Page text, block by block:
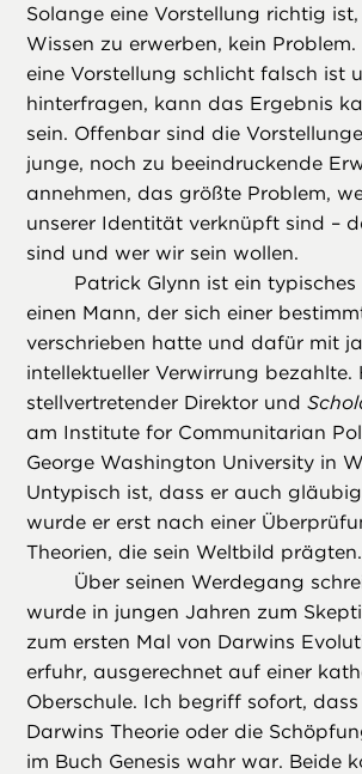
Solange eine Vorstellung richtig
Wissen zu erwerben, kein
eine Vorstellung schlicht falsch ist
hinterfragen, kann das Ergebnis
sein. Offenbar sind die
junge, noch zu beeindruckende
annehmen, das größte Problem,
unserer Identität verknüpft sind –
sind und wer wir sein wollen.
Patrick Glynn ist ein typisches
einen Mann, der sich einer
verschrieben hatte und dafür mit
intellektueller Verwirrung bezahlte.
stellvertretender Direktor und
am Institute for Communitarian
George Washington University in
Untypisch ist, dass er auch
wurde er erst nach einer
Theorien, die sein Weltbild prägten.
Über seinen Werdegang
wurde in jungen Jahren zum
zum ersten Mal von Darwins
erfuhr, ausgerechnet auf einer
Oberschule. Ich begriff sofort,
Darwins Theorie oder die
im Buch Genesis wahr war. Beide